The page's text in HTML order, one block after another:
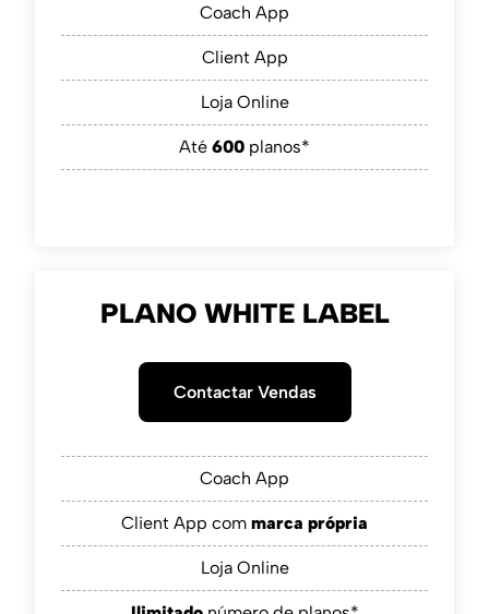
Coach App
Client App
Loja Online
Até 600 planos*
PLANO WHITE LABEL
Contactar Vendas
Coach App
Client App com marca própria
Loja Online